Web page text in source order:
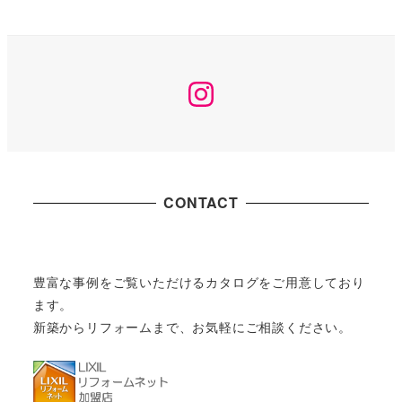
Instagram
CONTACT
豊富な事例をご覧いただけるカタログをご用意しており
ます。
新築からリフォームまで、お気軽にご相談ください。